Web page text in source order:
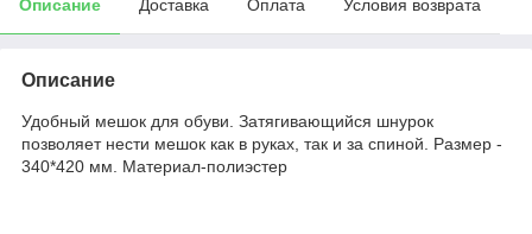
Описание Доставка Оплата Условия возврата
Описание
Удобный мешок для обуви. Затягивающийся шнурок
позволяет нести мешок как в руках, так и за спиной. Размер -
340*420 мм. Материал-полиэстер